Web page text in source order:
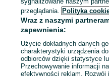
ID:1041051163
Zadzwoń / SMS
przeglądania. Polityka
Wraz z naszymi
zapewnienia:
Użycie dokładnych danych
charakterystyki urządzenia
odbiorców dzięki statystyce
Przechowywanie informacji
efektywności reklam. Rozwój